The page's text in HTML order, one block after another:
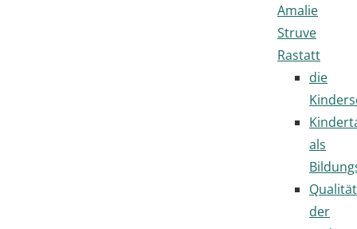
Amalie
Struve
Rastatt
die
als
Qualität
der